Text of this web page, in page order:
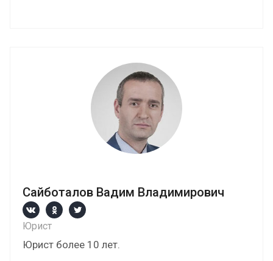
Сайботалов Вадим Владимирович
Юрист
Юрист более 10 лет.